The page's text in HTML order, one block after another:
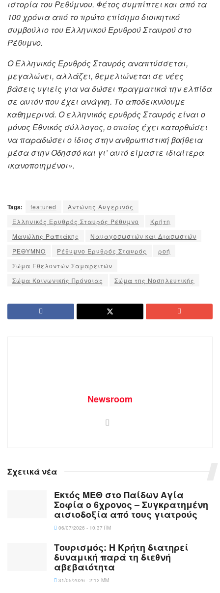
ιστορία του Ρεθύμνου. Φέτος συμπίπτει και από τα
100 χρόνια από το πρώτο επίσημο διοικητικό
συμβούλιο του Ελληνικού Ερυθρού Σταυρού στο
Ρέθυμνο.
Ο Ελληνικός Ερυθρός Σταυρός αναπτύσσεται,
μεγαλώνει, αλλάζει, θεμελιώνεται σε νέες
βάσεις υγιείς για να δώσει πραγματικά την ελπίδα
σε αυτόν που έχει ανάγκη. Το αποδεικνύουμε
καθημερινά. Ο ελληνικός ερυθρός Σταυρός είναι ο
μόνος Εθνικός σύλλογος, ο οποίος έχει κατορθώσει
να παραδώσει ο ίδιος στην ανθρωπιστική βοήθεια
μέσα στην Οδησσό και γι’ αυτό είμαστε ιδιαίτερα
ικανοποιημένοι».
Tags: featured
Αντώνης Αυγερινός
Ελληνικός Ερυθρός Σταυρός Ρέθυμνο
Κρήτη
Μανώλης Ραπτάκης
Ναυαγοσωστών και Διασωστών
ΡΕΘΥΜΝΟ
Ρέθυμνο Ερυθρός Σταυρός
ροή
Σώμα Εθελοντών Σαμαρειτών
Σώμα Κοινωνικής Πρόνοιας
Σώμα της Νοσηλευτικής
Newsroom
Σχετικά νέα
Εκτός ΜΕΘ στο Παίδων Αγία
Σοφία ο 6χρονος – Συγκρατημένη
αισιοδοξία από τους γιατρούς
06/07/2026 - 10:37 ΠΜ
Τουρισμός: Η Κρήτη διατηρεί
δυναμική παρά τη διεθνή
αβεβαιότητα
31/05/2026 - 2:12 ΜΜ